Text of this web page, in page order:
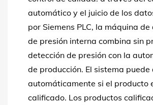
automático y el juicio de los
por Siemens PLC, la máquina
de presión interna combina sin
detección de presión con la
de producción. El sistema
automáticamente si el producto
calificado. Los productos